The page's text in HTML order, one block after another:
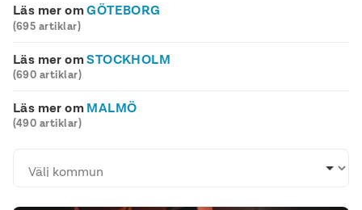
Läs mer omGÖTEBORG
(695 artiklar)
Läs mer omSTOCKHOLM
(690 artiklar)
Läs mer omMALMÖ
(490 artiklar)